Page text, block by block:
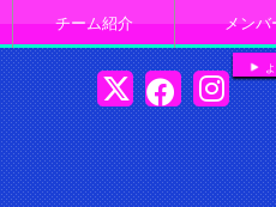
チーム紹介 メンバ